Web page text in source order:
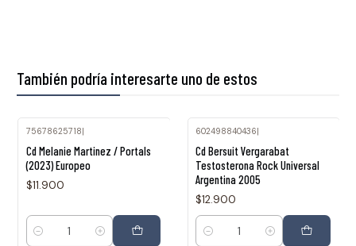
También podría interesarte uno de estos
75678625718|
Cd Melanie Martinez / Portals
(2023) Europeo
$11.900
Cantidad
602498840436|
Cd Bersuit Vergarabat
Testosterona Rock Universal
Argentina 2005
$12.900
Cantidad